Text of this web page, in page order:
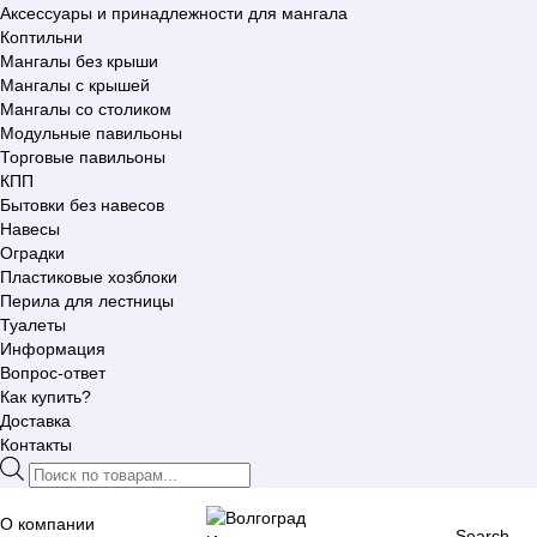
Аксессуары и принадлежности для мангала
Коптильни
Мангалы без крыши
Мангалы с крышей
Мангалы со столиком
Модульные павильоны
Торговые павильоны
КПП
Бытовки без навесов
Навесы
Оградки
Пластиковые хозблоки
Перила для лестницы
Туалеты
Информация
Вопрос-ответ
Как купить?
Доставка
Контакты
Поиск
товаров
О компании